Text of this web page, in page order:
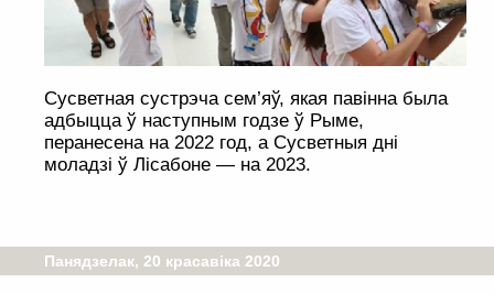
Сусветная сустрэча сем’яў, якая павінна была
адбыцца ў наступным годзе ў Рыме,
перанесена на 2022 год, а Сусветныя дні
моладзі ў Лісабоне — на 2023.
Панядзелак, 20 красавіка 2020